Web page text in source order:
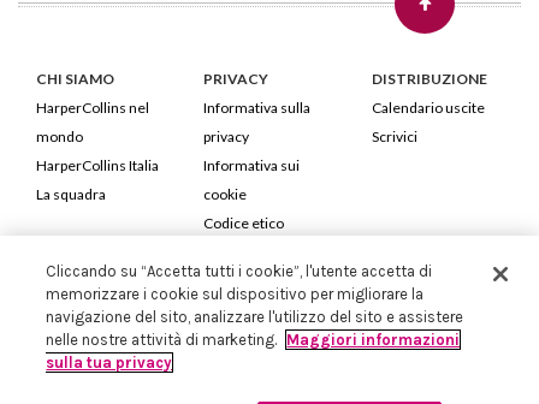
CHI SIAMO
HarperCollins nel
mondo
HarperCollins Italia
La squadra
PRIVACY
Informativa sulla
privacy
Informativa sui
cookie
Codice etico
DISTRIBUZIONE
Calendario uscite
Scrivici
HarperCollins Italia S.p.A. Viale Monte Nero, 84 - 20135 Milano
Cod. Fiscale e P.IVA 05946780151 - Capitale Sociale 258.250 €
Iscritta in Milano al Registro delle imprese nr.198004 e REA nr.1051898
Cliccando su “Accetta tutti i cookie”, l'utente accetta di
memorizzare i cookie sul dispositivo per migliorare la
navigazione del sito, analizzare l'utilizzo del sito e assistere
nelle nostre attività di marketing. Maggiori informazioni
sulla tua privacy